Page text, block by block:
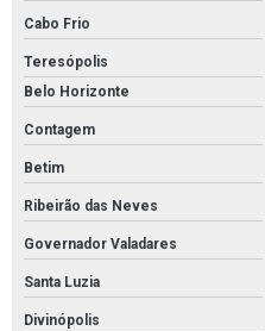
Cabo Frio
Teresópolis
Belo Horizonte
Contagem
Betim
Ribeirão das Neves
Governador Valadares
Santa Luzia
Divinópolis